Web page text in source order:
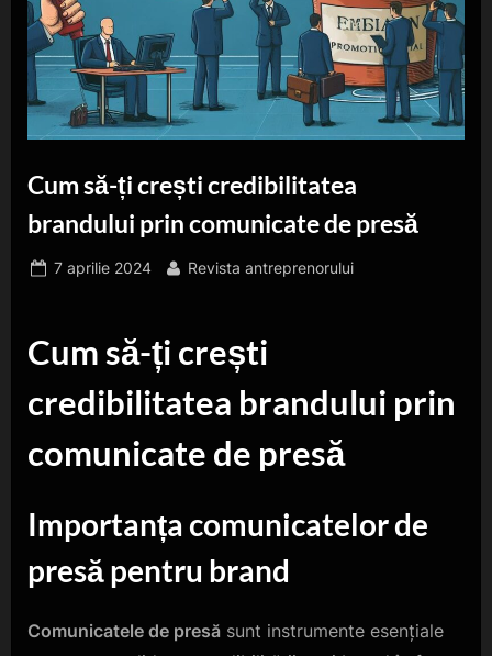
Cum să-ți crești credibilitatea
brandului prin comunicate de presă
Posted
7 aprilie 2024 By
Revista antreprenorului
Cum să-ți crești
credibilitatea brandului prin
comunicate de presă
Importanța comunicatelor de
presă pentru brand
Comunicatele de presă sunt instrumente esențiale